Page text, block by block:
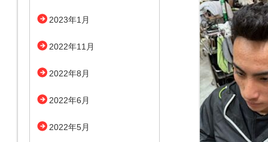
2023年1月
2022年11月
2022年8月
2022年6月
2022年5月